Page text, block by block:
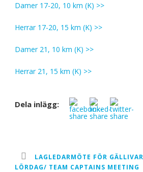
Damer 17-20, 10 km (K) >>
Herrar 17-20, 15 km (K) >>
Damer 21, 10 km (K) >>
Herrar 21, 15 km (K) >>
Dela inlägg:
LAGLEDARMÖTE FÖR
LÖRDAG/ TEAM CAPTAINS MEETING